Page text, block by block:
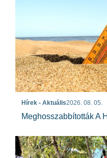
Hírek - Aktuális2026. 08. 05.
Meghosszabbították A